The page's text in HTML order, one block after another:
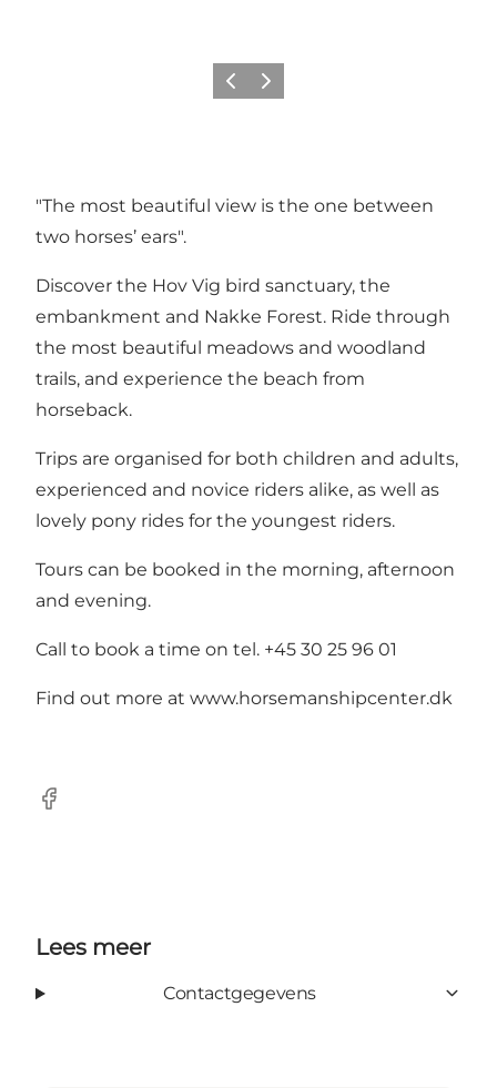
Vorige Volgende
"The most beautiful view is the one between
two horses’ ears".
Discover the Hov Vig bird sanctuary, the
embankment and Nakke Forest. Ride through
the most beautiful meadows and woodland
trails, and experience the beach from
horseback.
Trips are organised for both children and adults,
experienced and novice riders alike, as well as
lovely pony rides for the youngest riders.
Tours can be booked in the morning, afternoon
and evening.
Call to book a time on tel. +45 30 25 96 01
Find out more at www.horsemanshipcenter.dk
Facebook
Lees meer
Contactgegevens